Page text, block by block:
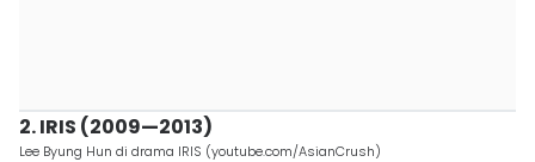
2. IRIS (2009—2013)
Lee Byung Hun di drama IRIS (youtube.com/AsianCrush)